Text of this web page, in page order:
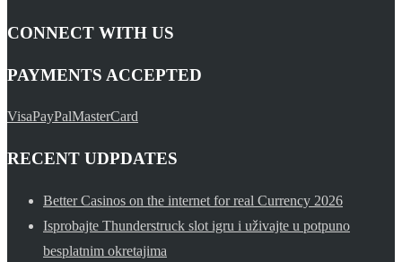
CONNECT WITH US
PAYMENTS ACCEPTED
VisaPayPalMasterCard
RECENT UDPDATES
Better Casinos on the internet for real Currency 2026
Isprobajte Thunderstruck slot igru ​​i uživajte u potpuno
besplatnim okretajima